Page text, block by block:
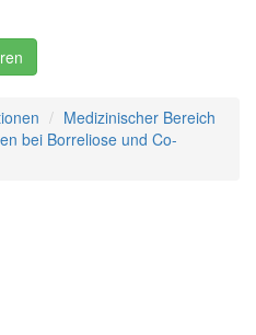
Medizinischer Bereich
bei Borreliose und Co-